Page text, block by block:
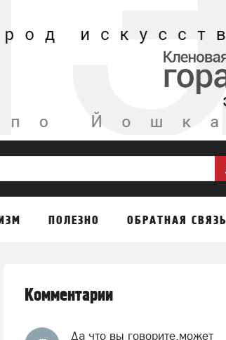
ПОЛЕЗНО ОБРАТНАЯ СВЯЗЬ
Комментарии
Да что вы говорите,может